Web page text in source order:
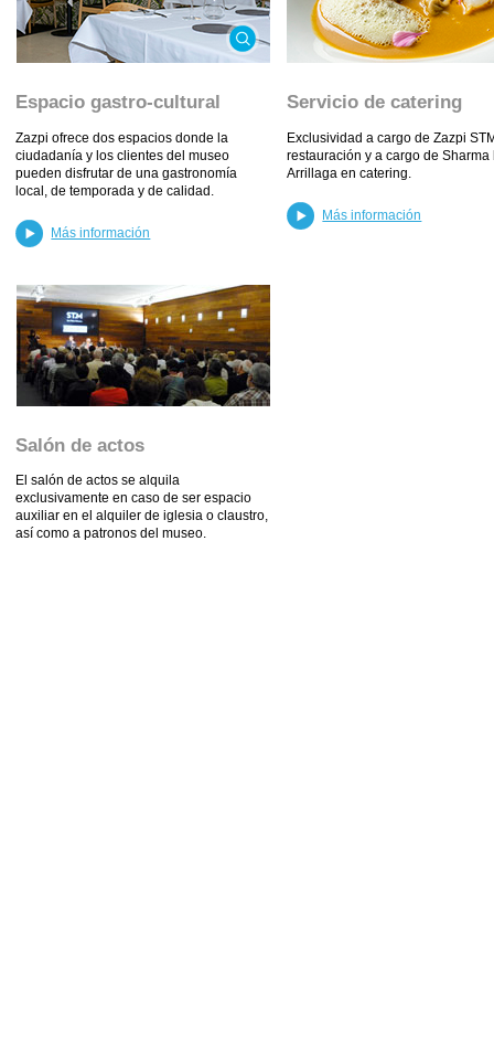
Espacio gastro-cultural
Zazpi ofrece dos espacios donde la
ciudadanía y los clientes del museo
pueden disfrutar de una gastronomía
local, de temporada y de calidad.
Más información
Servicio de catering
Exclusividad a cargo de Zazpi
restauración y a cargo de Sharma
Arrillaga en catering.
Más información
Salón de actos
El salón de actos se alquila
exclusivamente en caso de ser espacio
auxiliar en el alquiler de iglesia o claustro,
así como a patronos del museo.